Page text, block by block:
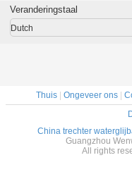
het
Veranderingstaal
Dutch
Thuis| Ongeveer ons|
China trechter
Guangzhou
All rights